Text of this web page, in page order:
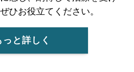
ひお役立てください。
っと詳しく